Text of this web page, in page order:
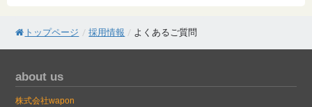
トップページ / 採用情報 / よくあるご質問
about us
株式会社wapon